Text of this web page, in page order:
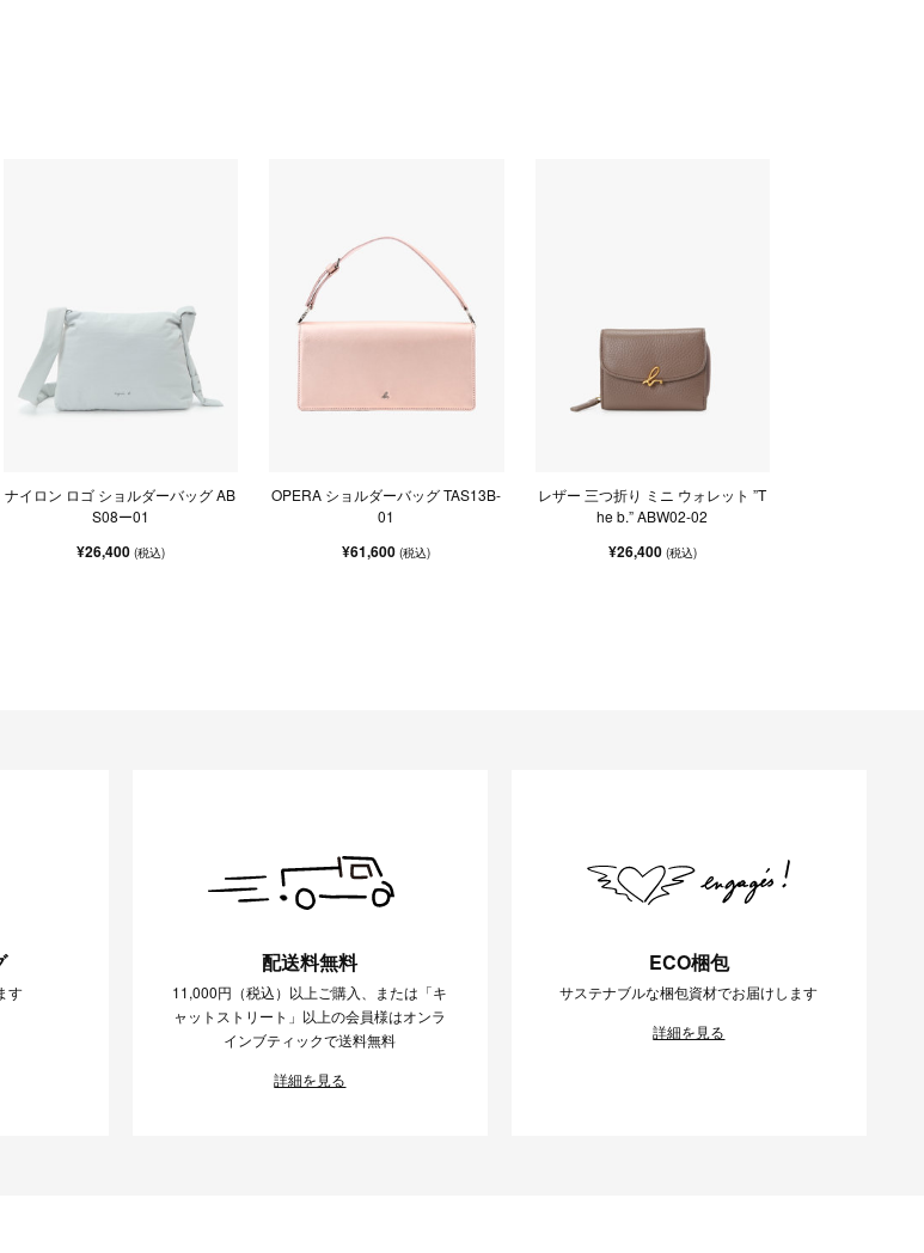
ナイロン ロゴ ショルダーバッグ AB
S08ー01
¥26,400 (税込)
OPERA ショルダーバッグ TAS13B-
01
¥61,600(税込)
レザー 三つ折り ミニ ウォレット ”T
he b.” ABW02-02
¥26,400 (税込)
す
配送料無料
11,000円（税込）以上ご購入、または「キ
ャットストリート」以上の会員様はオンラ
インブティックで送料無料
詳細を見る
ECO梱包
サステナブルな梱包資材でお届けします
詳細を見る